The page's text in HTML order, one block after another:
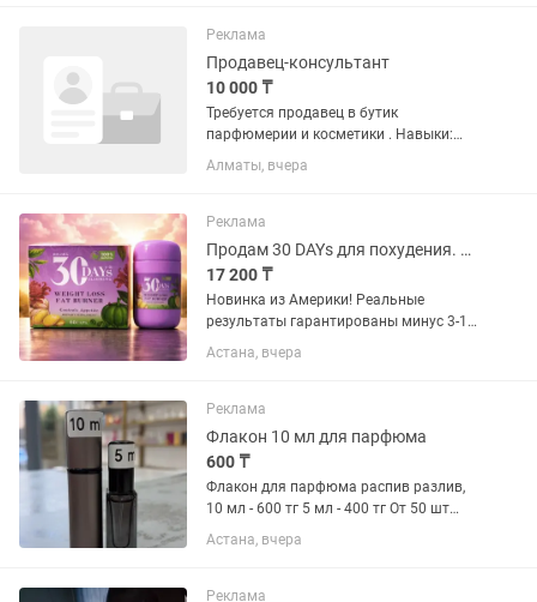
аромат, у каждого парфюма...
Реклама
Продавец-консультант
10 000 ₸
Требуется продавец в бутик
парфюмерии и косметики . Навыки:
Уметь предлагать товар, разбираться
в косметике и парфюмерии Парфюм в
объеме. Ищем девушку, мужской пол...
Алматы, вчера
Реклама
Продам 30 DAYs для похудения. ОРИГИНАЛ!
17 200 ₸
Новинка из Америки! Реальные
результаты гарантированы минус 3-10
кг за 30 дней! Без диет и усиленных
тренировок. Почувствуй разницу!
Астана, вчера
Реклама
Флакон 10 мл для парфюма
600 ₸
Флакон для парфюма распив разлив,
10 мл - 600 тг 5 мл - 400 тг От 50 шт
скидка-10% скидка
Астана, вчера
Реклама